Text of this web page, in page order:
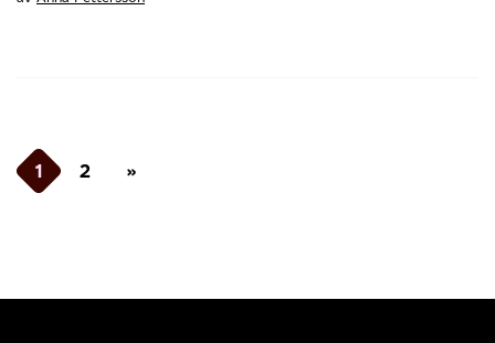
Inläggsnavigering
1 2 »